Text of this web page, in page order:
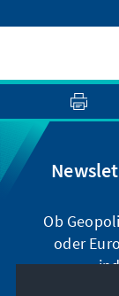
Ob
oder